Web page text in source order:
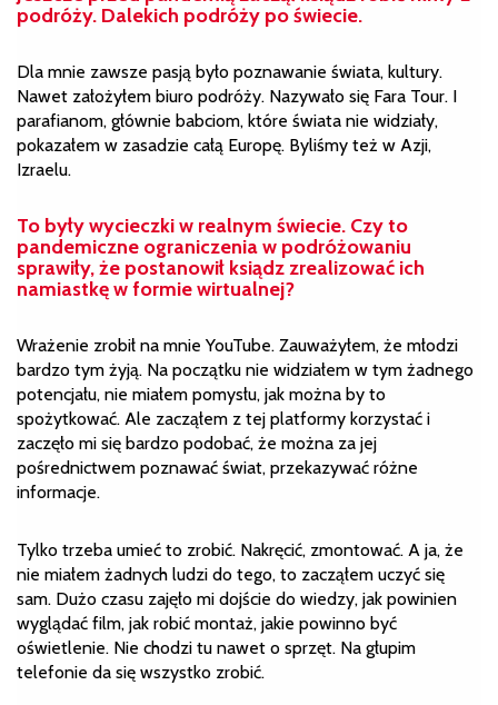
podróży. Dalekich podróży po świecie.
Dla mnie zawsze pasją było poznawanie świata, kultury.
Nawet założyłem biuro podróży. Nazywało się Fara Tour. I
parafianom, głównie babciom, które świata nie widziały,
pokazałem w zasadzie całą Europę. Byliśmy też w Azji,
Izraelu.
To były wycieczki w realnym świecie. Czy to
pandemiczne ograniczeniaw podróżowaniu
sprawiły, że postanowił ksiądz zrealizować ich
namiastkę w formie wirtualnej?
Wrażenie zrobił na mnie YouTube. Zauważyłem, że młodzi
bardzo tym żyją. Na początku nie widziałem w tym żadnego
potencjału, nie miałem pomysłu, jak można by to
spożytkować. Ale zacząłem z tej platformy korzystać i
zaczęło mi się bardzo podobać, że można za jej
pośrednictwem poznawać świat, przekazywać różne
informacje.
Tylko trzeba umieć to zrobić. Nakręcić, zmontować. A ja, że
nie miałem żadnych ludzi do tego, to zacząłem uczyć się
sam. Dużo czasu zajęło mi dojście do wiedzy, jak powinien
wyglądać film, jak robić montaż, jakie powinno być
oświetlenie. Nie chodzi tu nawet o sprzęt. Na głupim
telefonie da się wszystko zrobić.